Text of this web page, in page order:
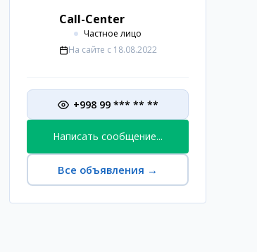
Call-Center
Частное лицо
На сайте с 18.08.2022
+998 99 *** ** **
Написать сообщение...
Все объявления →